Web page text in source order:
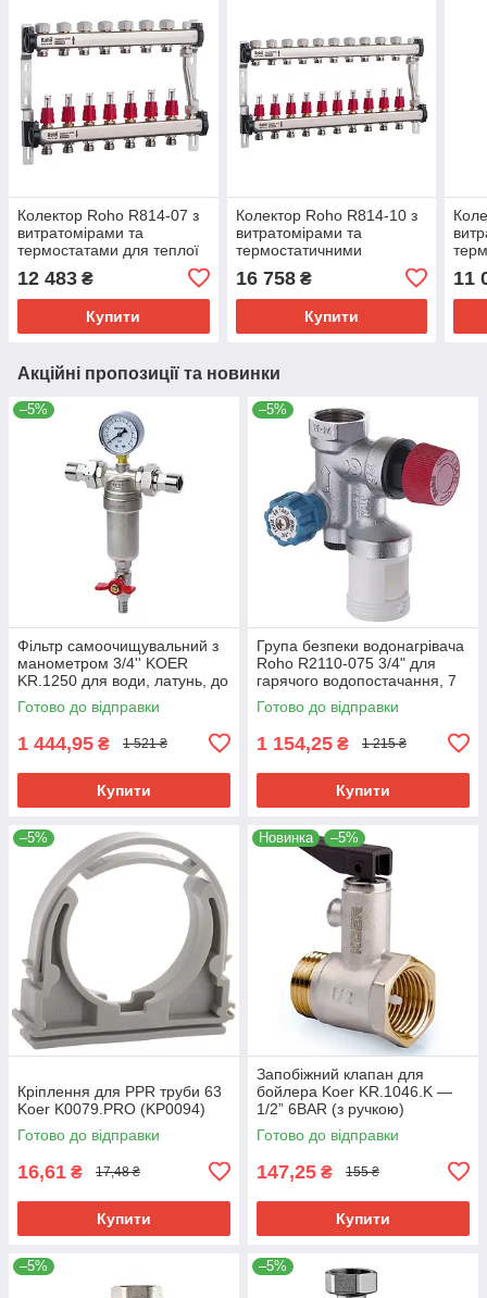
Колектор Roho R814-07 з
витратомірами та
термостатами для теплої
(RO0050)
12 483 ₴
Купити
Колектор Roho R814-10 з
витратомірами та
термостатичними
клапанами для опалення,
1х10 вих. (RO0053)
16 758₴
Купити
1" х
11
Акційні пропозиції та новинки
–5%
Фільтр самоочищувальний з
манометром 3/4'' KOER
KR.1250 для води, латунь, до
10 бар (KR2657)
Готово до відправки
1 444,95 ₴ 1 521 ₴
Купити
–5%
Група безпеки водонагрівача
Roho R2110-075 3/4" для
гарячого водопостачання, 7
бар (RO0163)
Готово до відправки
1 154,25 ₴ 1 215 ₴
Купити
–5%
Кріплення для PPR труби 63
Koer K0079.PRO (KP0094)
Готово до відправки
16,61 ₴ 17,48 ₴
Купити
Новинка –5%
Запобіжний клапан для
бойлера Koer KR.1046.K —
1/2” 6BAR (з ручкою)
(KR4764)
Готово до відправки
147,25 ₴ 155 ₴
Купити
–5% –5%